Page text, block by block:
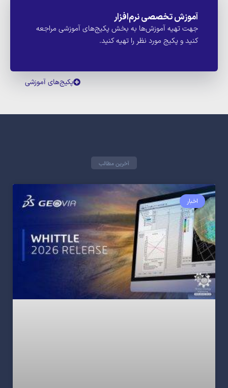
آموزش تخصصی نرم‌افزار
جهت تهیه آموزش‌ها به بخش پکیج‌های آموزشی مراجعه
کنید و پکیج مورد نظر را تهیه کنید.
پکیج‌های آموزشی
آخرین مطالب
اخبار